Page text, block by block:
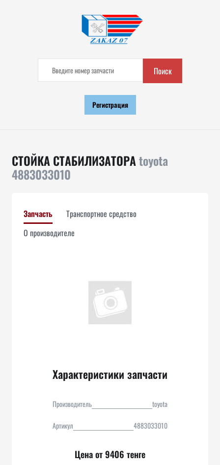
Поиск
Регистрация
СТОЙКА СТАБИЛИЗАТОРАtoyota
4883033010
Запчасть
Транспортное средство
О производителе
Характеристики запчасти
Производитель toyota
Артикул 4883033010
Цена от 9406 тенге